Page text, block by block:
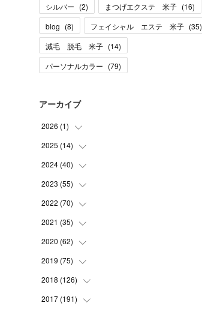
シルバー (2) まつげエクステ 米子 (16)
blog (8) フェイシャル エステ 米子 (35)
減毛 脱毛 米子 (14)
パーソナルカラー (79)
アーカイブ
2026 (1)
(1
2025 (14)
(10
)
(1
(1
(2
2024 (40)
(1
(1
(3
(2
(7
(4)
(3)
2023 (55)
(2
(4
(3
(3
(6)
(4)
2022 (70)
(7
(11
)
(8
(1)
(3)
2021 (35)
(5
(7
(5)
(3)
2020 (62)
(6
(9)
(7)
2019 (75)
(1)
(2)
2018 (126)
(6)
2017 (191)